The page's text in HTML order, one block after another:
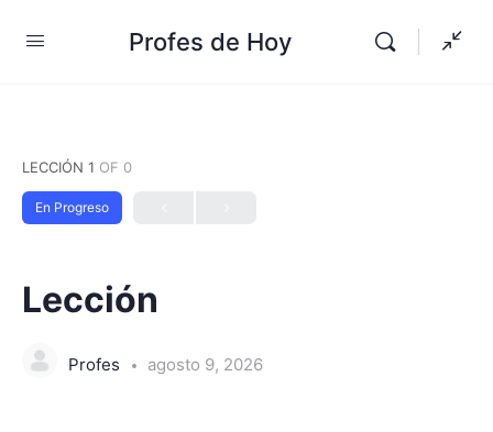
Profes de Hoy
LECCIÓN 1 OF 0
En Progreso
Lección
Profes agosto 9, 2026